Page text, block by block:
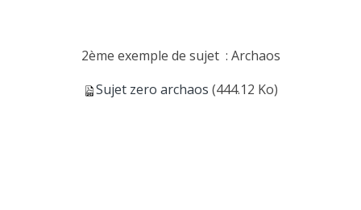
2ème exemple de sujet : Archaos
Sujet zero archaos (444.12 Ko)